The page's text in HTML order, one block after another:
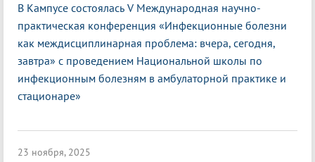
В Кампусе состоялась V Международная научно-
практическая конференция «Инфекционные болезни
как междисциплинарная проблема: вчера, сегодня,
завтра» с проведением Национальной школы по
инфекционным болезням в амбулаторной практике и
стационаре»
23 ноября, 2025